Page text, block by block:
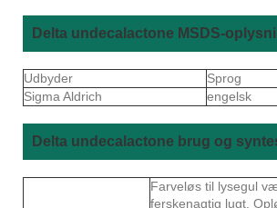
Delta undecalactone MSDS-
Udbyder
Sprog
Sigma Aldrich
engelsk
Delta undecalactone brug og
Farveløs til lysegul
ferskenagtig lugt.